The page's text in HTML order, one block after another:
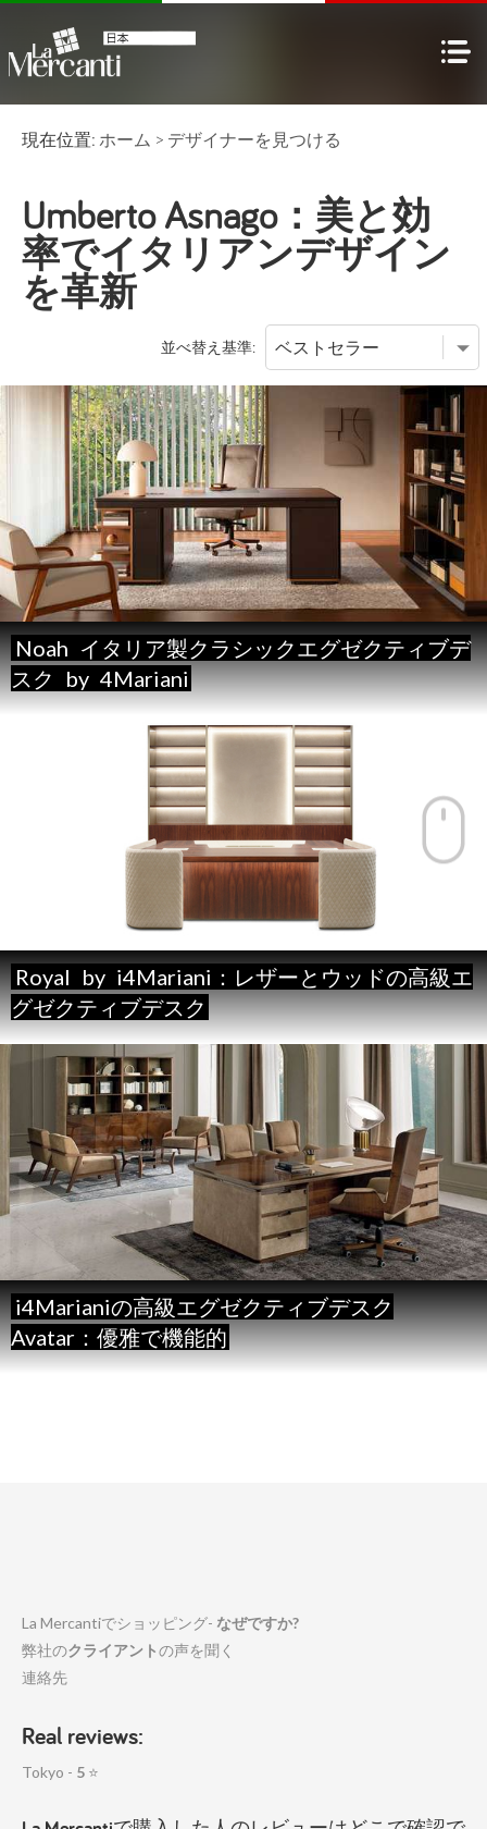
現在位置: ホーム > デザイナーを見つける
Umberto Asnago：美と効
率でイタリアンデザイン
を革新
並べ替え基準:
Noah イタリア製クラシックエグゼクティブデ
スク
by 4Mariani
Royal by i4Mariani：レザーとウッドの高級エ
グゼクティブデスク
i4Marianiの高級エグゼクティブデスク
Avatar：優雅で機能的
La Mercantiでショッピング- なぜですか?
弊社のクライアントの声を聞く
連絡先
Real reviews:
Tokyo - 5 ⭐